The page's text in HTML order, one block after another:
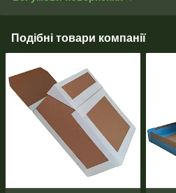
Подібні товари компанії